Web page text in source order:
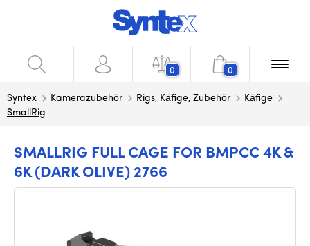
0 0
Syntex Kamerazubehör Rigs, Käfige, Zubehör
Käfige
SmallRig
SMALLRIG FULL CAGE FOR BMPCC 4K &
6K (DARK OLIVE) 2766